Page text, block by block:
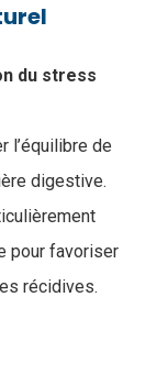
du stress
l’équilibre de
digestive.
pour favoriser
récidives.